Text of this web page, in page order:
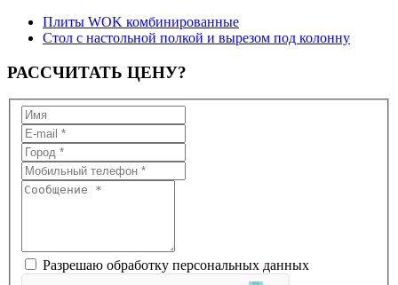
Плиты WOK комбинированные
Стол с настольной полкой и вырезом под колонну
РАССЧИТАТЬ ЦЕНУ?
Разрешаю обработку персональных данных